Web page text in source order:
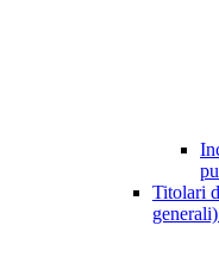
Titolari
generali)